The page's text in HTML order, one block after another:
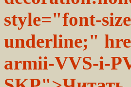
style="font-
underline;"
armii-VVS-i-